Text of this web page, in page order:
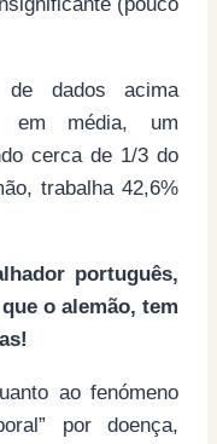
dados acima
em média, um
cerca de 1/3 do
trabalha 42,6%
português,
o alemão, tem
ao fenómeno
por doença,